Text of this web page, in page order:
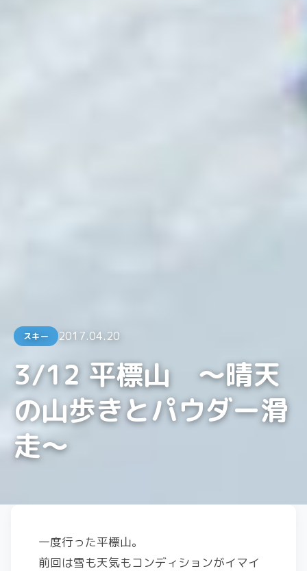
スキー 2017.04.20
3/12 平標山 〜晴天
の山歩きとパウダー滑
走〜
一度行った平標山。
前回は雪も天気もコンディションがイマイ